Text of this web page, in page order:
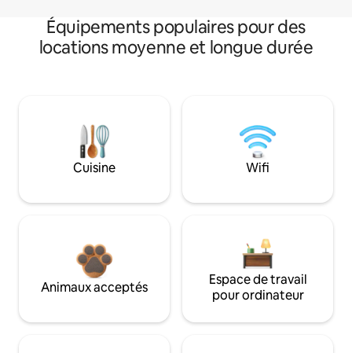
Équipements populaires pour des
locations moyenne et longue durée
Cuisine Wifi
Animaux acceptés
Espace de travail
pour ordinateur